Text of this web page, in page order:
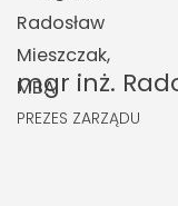
mgr inż.
PREZES ZARZĄDU